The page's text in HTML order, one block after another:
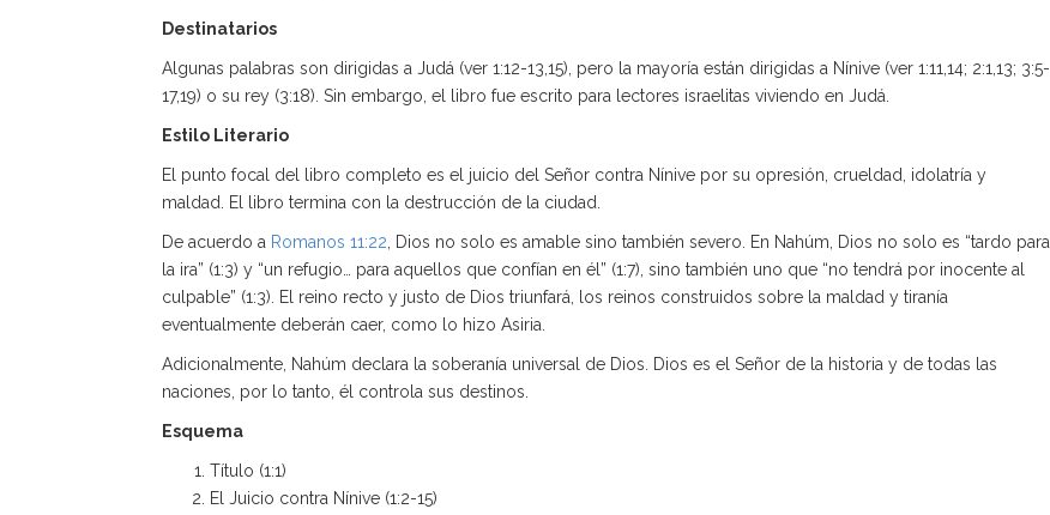
Destinatarios
Algunas palabras son dirigidas a Judá (ver 1:12-13,15), pero la mayoría están dirigidas a Nínive (ver 1:11,14; 2:1,13; 3:5-
17,19) o su rey (3:18). Sin embargo, el libro fue escrito para lectores israelitas viviendo en Judá.
Estilo Literario
El punto focal del libro completo es el juicio del Señor contra Nínive por su opresión, crueldad, idolatría y
maldad. El libro termina con la destrucción de la ciudad.
De acuerdo a Romanos 11:22 , Dios no solo es amable sino también severo. En Nahúm, Dios no solo es “tardo para
la ira” (1:3) y “un refugio… para aquellos que confían en él” (1:7), sino también uno que “no tendrá por inocente al
culpable” (1:3). El reino recto y justo de Dios triunfará, los reinos construidos sobre la maldad y tiranía
eventualmente deberán caer, como lo hizo Asiria.
Adicionalmente, Nahúm declara la soberanía universal de Dios. Dios es el Señor de la historia y de todas las
naciones, por lo tanto, él controla sus destinos.
Esquema
Título (1:1)
El Juicio contra Nínive (1:2-15)